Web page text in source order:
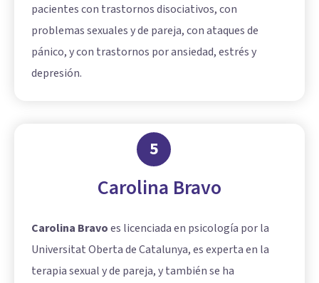
pacientes con trastornos disociativos, con
problemas sexuales y de pareja, con ataques de
pánico, y con trastornos por ansiedad, estrés y
depresión.
5
Carolina Bravo
Carolina Bravoes licenciada en psicología por la
Universitat Oberta de Catalunya, es experta en la
terapia sexual y de pareja, y también se ha